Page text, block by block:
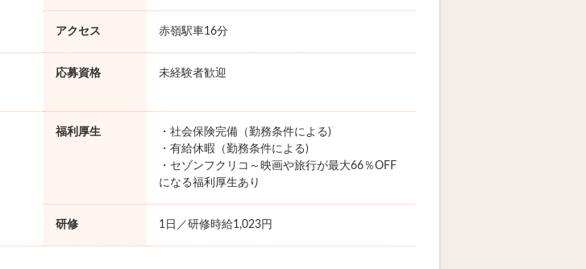
アクセス 赤嶺駅車16分
応募資格 未経験者歓迎
福利厚生
・社会保険完備（勤務条件による)
・有給休暇（勤務条件による)
・セゾンフクリコ～映画や旅行が最大66％OFF
になる福利厚生あり
研修 1日／研修時給1,023円